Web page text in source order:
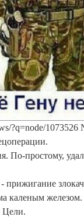
?q=node/
По-простому,
прижигание
каленым железом.
Цели.